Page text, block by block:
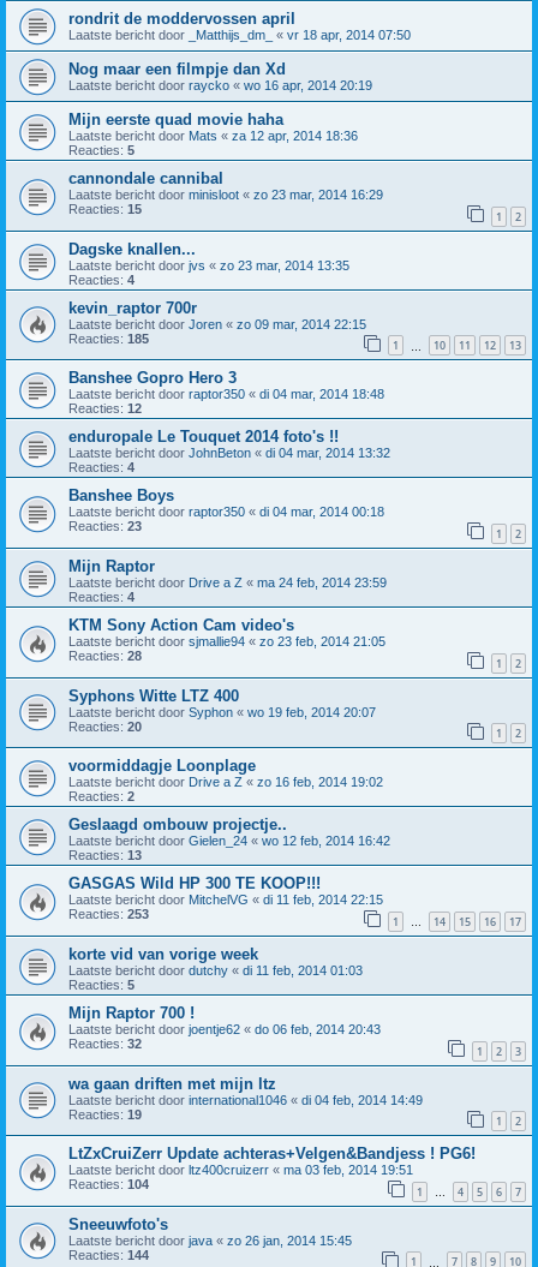
rondrit de moddervossen april
Laatste bericht door _Matthijs_dm_ « vr 18 apr, 2014 07:50
Nog maar een filmpje dan Xd
Laatste bericht door raycko « wo 16 apr, 2014 20:19
Mijn eerste quad movie haha
Laatste bericht door Mats « za 12 apr, 2014 18:36
Reacties: 5
cannondale cannibal
Laatste bericht door minisloot « zo 23 mar, 2014 16:29
Reacties: 15 1 2
Dagske knallen...
Laatste bericht door jvs « zo 23 mar, 2014 13:35
Reacties: 4
kevin_raptor 700r
Laatste bericht door Joren « zo 09 mar, 2014 22:15
Reacties: 185 1 10 11 12 13
Banshee Gopro Hero 3
Laatste bericht door raptor350 « di 04 mar, 2014 18:48
Reacties: 12
enduropale Le Touquet 2014 foto's !!
Laatste bericht door JohnBeton « di 04 mar, 2014 13:32
Reacties: 4
Banshee Boys
Laatste bericht door raptor350 « di 04 mar, 2014 00:18
Reacties: 23 1 2
Mijn Raptor
Laatste bericht door Drive a Z « ma 24 feb, 2014 23:59
Reacties: 4
KTM Sony Action Cam video's
Laatste bericht door sjmallie94 « zo 23 feb, 2014 21:05
Reacties: 28 1 2
Syphons Witte LTZ 400
Laatste bericht door Syphon « wo 19 feb, 2014 20:07
Reacties: 20 1 2
voormiddagje Loonplage
Laatste bericht door Drive a Z « zo 16 feb, 2014 19:02
Reacties: 2
Geslaagd ombouw projectje..
Laatste bericht door Gielen_24 « wo 12 feb, 2014 16:42
Reacties: 13
GASGAS Wild HP 300 TE KOOP!!!
Laatste bericht door MitchelVG « di 11 feb, 2014 22:15
Reacties: 253 1 … 14 15 16 17
korte vid van vorige week
Laatste bericht door dutchy « di 11 feb, 2014 01:03
Reacties: 5
Mijn Raptor 700 !
Laatste bericht door joentje62 « do 06 feb, 2014 20:43
Reacties: 32 1 2 3
wa gaan driften met mijn ltz
Laatste bericht door international1046 « di 04 feb, 2014 14:49
Reacties: 19 1 2
LtZxCruiZerr Update achteras+Velgen&Bandjess ! PG6!
Laatste bericht door ltz400cruizerr « ma 03 feb, 2014 19:51
Reacties: 104 1 … 4 5 6 7
Sneeuwfoto's
Laatste bericht door java « zo 26 jan, 2014 15:45
Reacties: 144 1 7 8 9 10